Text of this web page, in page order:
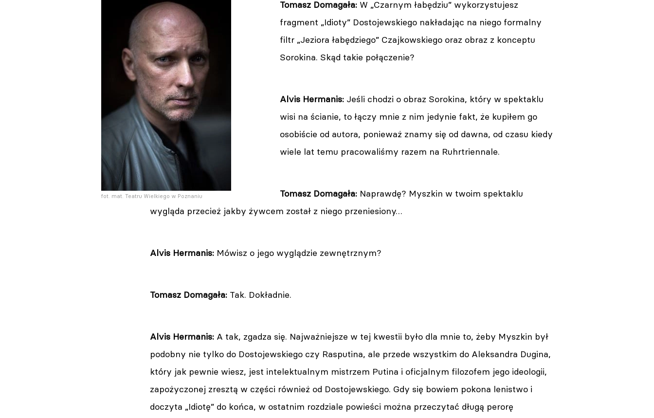
fot. mat. Teatru Wielkiego w Poznaniu
Tomasz Domagała: W „Czarnym łabędziu” wykorzystujesz
fragment „Idioty” Dostojewskiego nakładając na niego formalny
filtr „Jeziora łabędziego” Czajkowskiego oraz obraz z konceptu
Sorokina. Skąd takie połączenie?
Alvis Hermanis: Jeśli chodzi o obraz Sorokina, który w spektaklu
wisi na ścianie, to łączy mnie z nim jedynie fakt, że kupiłem go
osobiście od autora, ponieważ znamy się od dawna, od czasu kiedy
wiele lat temu pracowaliśmy razem na Ruhrtriennale.
Tomasz Domagała: Naprawdę? Myszkin w twoim spektaklu
wygląda przecież jakby żywcem został z niego przeniesiony…
Alvis Hermanis: Mówisz o jego wyglądzie zewnętrznym?
Tomasz Domagała: Tak. Dokładnie.
Alvis Hermanis: A tak, zgadza się. Najważniejsze w tej kwestii było dla mnie to, żeby Myszkin był
podobny nie tylko do Dostojewskiego czy Rasputina, ale przede wszystkim do Aleksandra Dugina,
który jak pewnie wiesz, jest intelektualnym mistrzem Putina i oficjalnym filozofem jego ideologii,
zapożyczonej zresztą w części również od Dostojewskiego. Gdy się bowiem pokona lenistwo i
doczyta „Idiotę” do końca, w ostatnim rozdziale powieści można przeczytać długą perorę